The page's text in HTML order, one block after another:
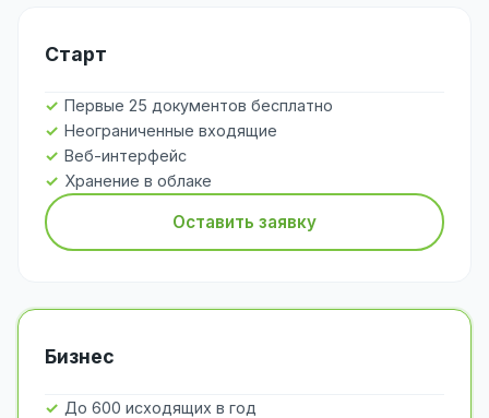
Старт
Первые 25 документов бесплатно
Неограниченные входящие
Веб-интерфейс
Хранение в облаке
Оставить заявку
Бизнес
До 600 исходящих в год